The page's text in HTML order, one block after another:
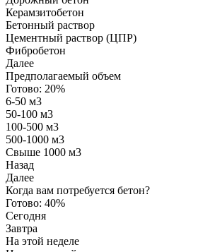
Керамзитобетон
Бетонный раствор
Цементный раствор (ЦПР)
Фибробетон
Далее
Предполагаемый объем
Готово: 20%
6-50 м3
50-100 м3
100-500 м3
500-1000 м3
Свыше 1000 м3
Назад
Далее
Когда вам потребуется бетон?
Готово: 40%
Сегодня
Завтра
На этой неделе